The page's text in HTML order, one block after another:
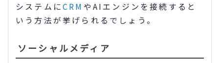
システムにCRM やAIエンジンを接続すると
いう方法が挙げられるでしょう。
ソーシャルメディア